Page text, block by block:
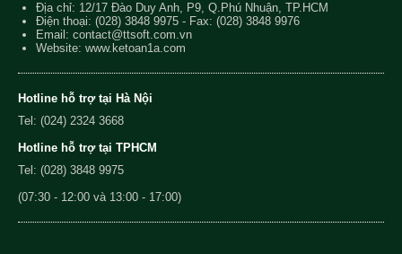
Địa chỉ: 12/17 Đào Duy Anh, P9, Q.Phú Nhuận, TP.HCM
Điện thoại: (028) 3848 9975 - Fax: (028) 3848 9976
Email: contact@ttsoft.com.vn
Website: www.ketoan1a.com
Hotline hỗ trợ tại Hà Nội
Tel: (024) 2324 3668
Hotline hỗ trợ tại TPHCM
Tel: (028) 3848 9975
(07:30 - 12:00 và 13:00 - 17:00)